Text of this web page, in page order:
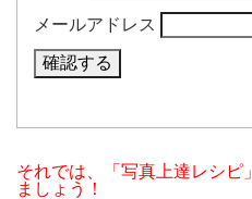
メールアドレス
それでは、「写真上達レシピ
ましょう！